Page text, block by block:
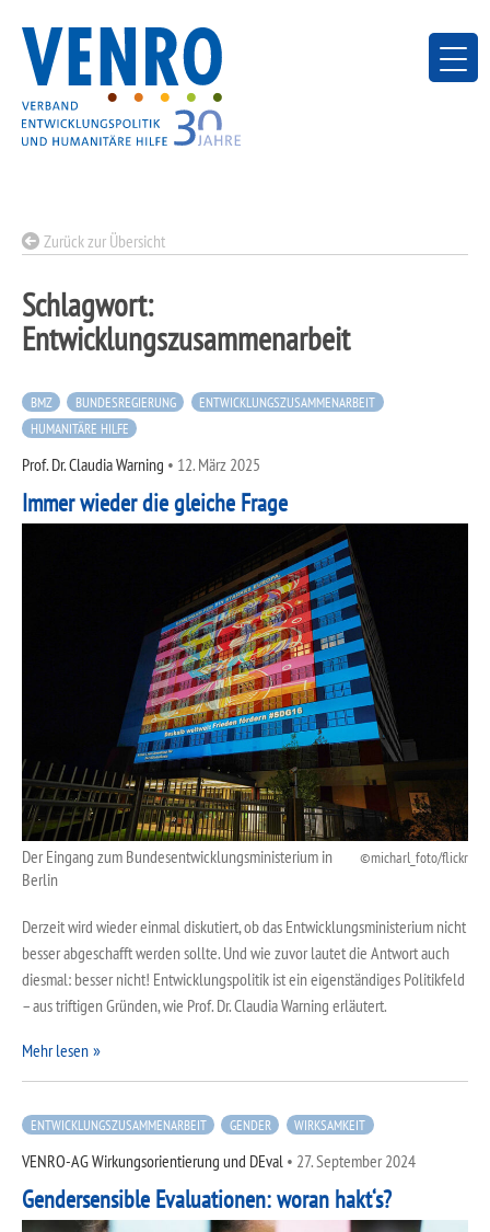
content
Zurück zur Übersicht
Schlagwort:
Entwicklungszusammenarbeit
BMZ BUNDESREGIERUNG
ENTWICKLUNGSZUSAMMENARBEIT
HUMANITÄRE HILFE
Prof. Dr. Claudia Warning • 12. März 2025
Immer wieder die gleiche Frage
Der Eingang zum Bundesentwicklungsministerium in
Berlin
micharl_foto/flickr
Derzeit wird wieder einmal diskutiert, ob das Entwicklungsministerium nicht
besser abgeschafft werden sollte. Und wie zuvor lautet die Antwort auch
diesmal: besser nicht! Entwicklungspolitik ist ein eigenständiges Politikfeld
– aus triftigen Gründen, wie Prof. Dr. Claudia Warning erläutert.
Mehr lesen
ENTWICKLUNGSZUSAMMENARBEIT GENDER WIRKSAMKEIT
VENRO-AG Wirkungsorientierung und DEval • 27. September 2024
Gendersensible Evaluationen: woran hakt‘s?